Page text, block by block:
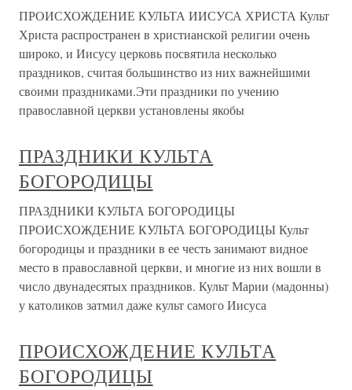
ПРОИСХОЖДЕНИЕ КУЛЬТА ИИСУСА ХРИСТА Культ
Христа распространен в христианской религии очень
широко, и Иисусу церковь посвятила несколько
праздников, считая большинство из них важнейшими
своими праздниками.Эти праздники по учению
православной церкви установлены якобы
ПРАЗДНИКИ КУЛЬТА
БОГОРОДИЦЫ
ПРАЗДНИКИ КУЛЬТА БОГОРОДИЦЫ
ПРОИСХОЖДЕНИЕ КУЛЬТА БОГОРОДИЦЫ Культ
богородицы и праздники в ее честь занимают видное
место в православной церкви, и многие из них вошли в
число двунадесятых праздников. Культ Марии (мадонны)
у католиков затмил даже культ самого Иисуса
ПРОИСХОЖДЕНИЕ КУЛЬТА
БОГОРОДИЦЫ